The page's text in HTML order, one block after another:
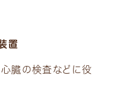
置
臓の検査などに役